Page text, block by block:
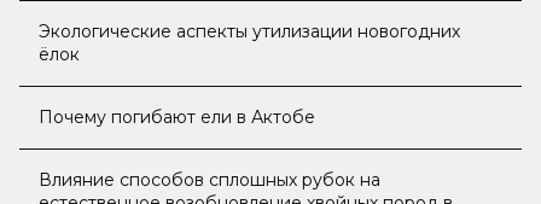
Экологические аспекты утилизации новогодних
ёлок
Почему погибают ели в Актобе
Влияние способов сплошных рубок на